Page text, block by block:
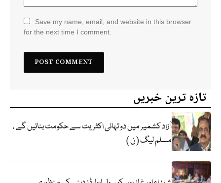
Save my name, email, and website in this browser
for the next time I comment.
تازہ ترین خبریں
آزاد کشمیر میں دو تہائی اکثریت سے حکومت بنائیں گے ،
مسلم لیگ ( ن )